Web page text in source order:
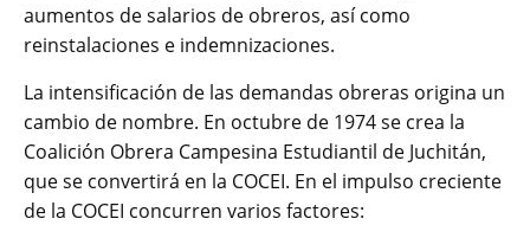
aumentos de salarios de obreros, así como
reinstalaciones e indemnizaciones.
La intensificación de las demandas obreras origina un
cambio de nombre. En octubre de 1974 se crea la
Coalición Obrera Campesina Estudiantil de Juchitán,
que se convertirá en la COCEI. En el impulso creciente
de la COCEI concurren varios factores: